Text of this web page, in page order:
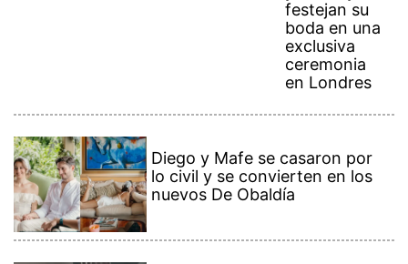
festejan su
boda en una
exclusiva
ceremonia
en Londres
Diego y Mafe se casaron por
lo civil y se convierten en los
nuevos De Obaldía